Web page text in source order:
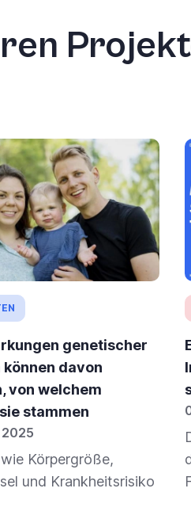
genetischer
davon
von welchem
stammen
Körpergröße,
und Krankheitsrisiko